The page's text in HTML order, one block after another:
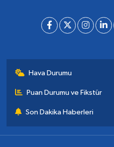
Hava Durumu
Puan Durumu ve Fikstür
Son Dakika Haberleri